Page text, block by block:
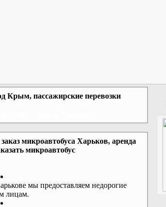
Крым, пассажирские перевозки
микроавтобуса Харьков, аренда
микроавтобус
мы предоставляем недорогие
лицам.